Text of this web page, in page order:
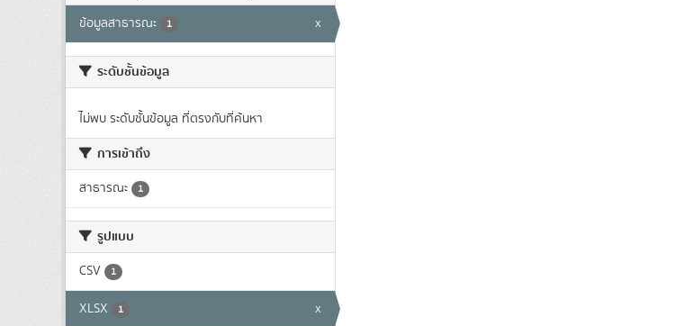
ข้อมูลสาธารณะ 1 x
ระดับชั้นข้อมูล
ไม่พบ ระดับชั้นข้อมูล ที่ตรงกับที่ค้นหา
การเข้าถึง
สาธารณะ 1
รูปแบบ
CSV 1
XLSX 1 x